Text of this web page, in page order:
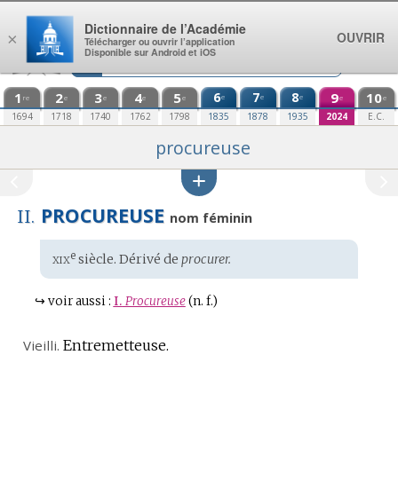
Aller au contenu
1 re
1694
2e
1718
3e
1740
4e
1762
5e
1798
6e
1835
7e
1878
8e
1935
9e
2024
10e
E.C.
procureuse
II. PROCUREUSE nom féminin
Étymologie
:
xixesiècle. Dérivé de procurer.
↪ voir aussi : I. Procureuse (n. f.)
Vieilli. Entremetteuse.
×
Dictionnaire de l’Académie
Télécharger ou ouvrir l’application
Disponible sur Android et iOS
OUVRIR